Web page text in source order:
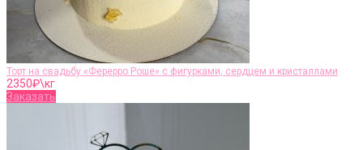
Торт на свадьбу «Ферерро Роше» c фигурками, сердцем и кристаллами
2350₽\кг
Заказать